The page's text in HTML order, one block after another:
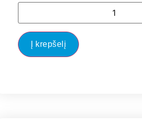
Į krepšelį